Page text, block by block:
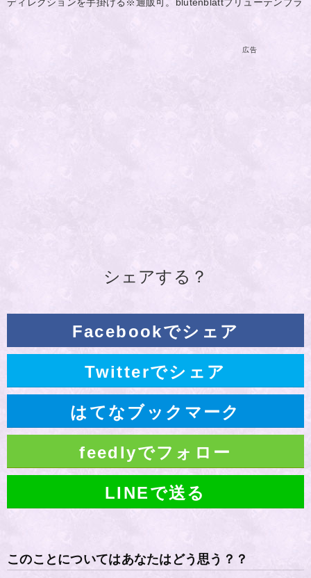
広告
シェアする？
Facebookでシェア
Twitterでシェア
はてなブックマーク
feedlyでフォロー
LINEで送る
このことについてはあなたはどう思う？？